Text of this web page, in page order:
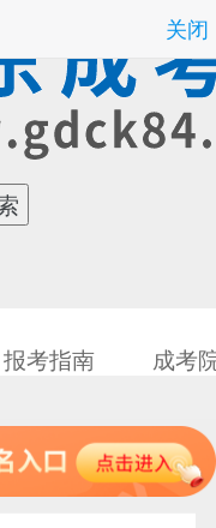
报考指南 成考
关闭